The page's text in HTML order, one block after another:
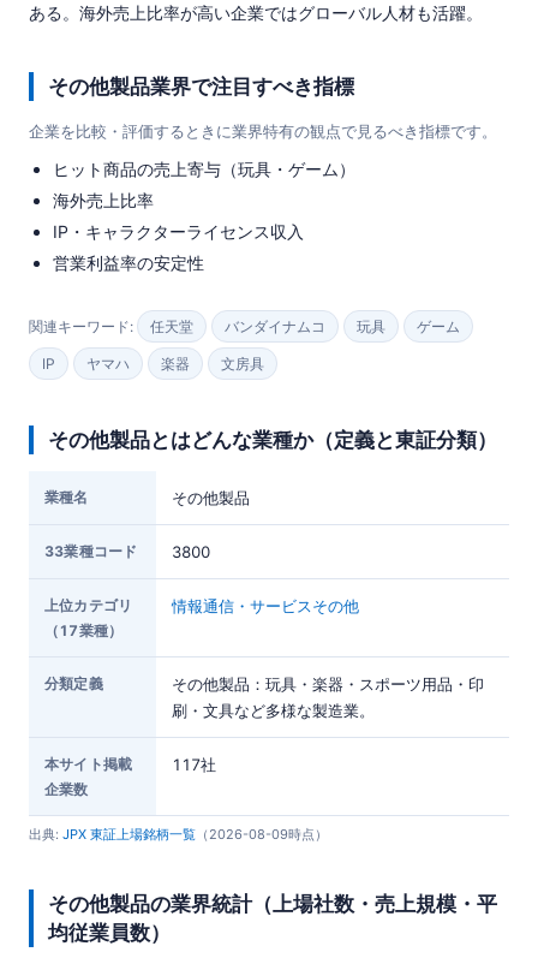
ある。海外売上比率が高い企業ではグローバル人材も活躍。
その他製品業界で注目すべき指標
企業を比較・評価するときに業界特有の観点で見るべき指標です。
ヒット商品の売上寄与（玩具・ゲーム）
海外売上比率
IP・キャラクターライセンス収入
営業利益率の安定性
関連キーワード: 任天堂 バンダイナムコ 玩具 ゲーム
IP ヤマハ 楽器 文房具
その他製品とはどんな業種か（定義と東証分類）
業種名 その他製品
33業種コード 3800
上位カテゴリ
（17業種）
情報通信・サービスその他
分類定義
その他製品：玩具・楽器・スポーツ用品・印
刷・文具など多様な製造業。
本サイト掲載
企業数
117社
出典: JPX 東証上場銘柄一覧 （2026-08-09時点）
その他製品の業界統計（上場社数・売上規模・平
均従業員数）